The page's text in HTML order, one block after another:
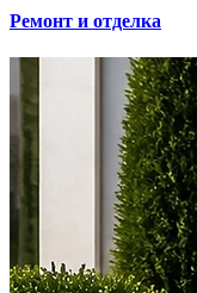
Ремонт и отделка